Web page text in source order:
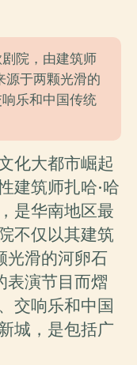
院，由建筑师
源于两颗光滑的
乐和中国传统
化大都市崛起
建筑师扎哈·哈
是华南地区最
不仅以其建筑
滑的河卵石
演节目而熠
交响乐和中国
城，是包括广